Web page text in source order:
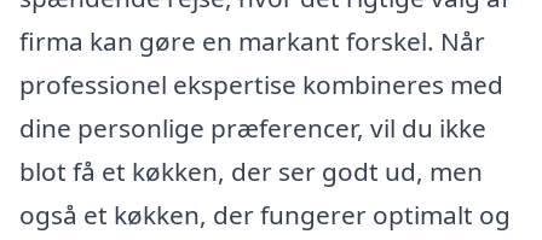
firma kan gøre en markant forskel. Når
professionel ekspertise kombineres med
dine personlige præferencer, vil du ikke
blot få et køkken, der ser godt ud, men
også et køkken, der fungerer optimalt og